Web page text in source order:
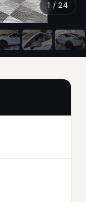
1 / 24